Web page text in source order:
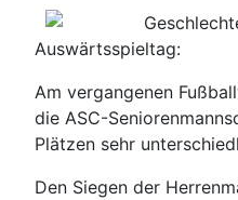
Auswärtsspieltag:
Am vergangenen
die ASC-
Plätzen sehr
Den Siegen der